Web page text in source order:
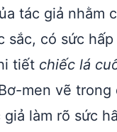
tác giả nhằm
sắc, có sức
tiết chiếc lá
men vẽ
làm rõ sức